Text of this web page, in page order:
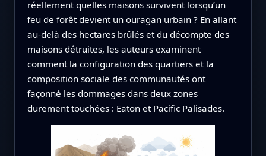
réellement quelles maisons survivent lorsqu’un
feu de forêt devient un ouragan urbain ? En allant
au‑delà des hectares brûlés et du décompte des
maisons détruites, les auteurs examinent
comment la configuration des quartiers et la
composition sociale des communautés ont
façonné les dommages dans deux zones
durement touchées : Eaton et Pacific Palisades.